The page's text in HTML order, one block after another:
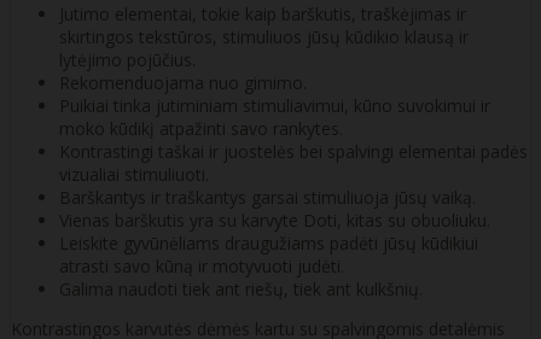
Jutimo elementai, tokie kaip barškutis, traškėjimas ir
skirtingos tekstūros, stimuliuos jūsų kūdikio klausą ir
lytėjimo pojūčius.
Rekomenduojama nuo gimimo.
Puikiai tinka jutiminiam stimuliavimui, kūno suvokimui ir
moko kūdikį atpažinti savo rankytes.
Kontrastingi taškai ir juostelės bei spalvingi elementai padės
vizualiai stimuliuoti.
Barškantys ir traškantys garsai stimuliuoja jūsų vaiką.
Vienas barškutis yra su karvyte Doti, kitas su obuoliuku.
Leiskite gyvūnėliams draugužiams padėti jūsų kūdikiui
atrasti savo kūną ir motyvuoti judėti.
Galima naudoti tiek ant riešų, tiek ant kulkšnių.
Kontrastingos karvutės dėmės kartu su spalvingomis detalėmis